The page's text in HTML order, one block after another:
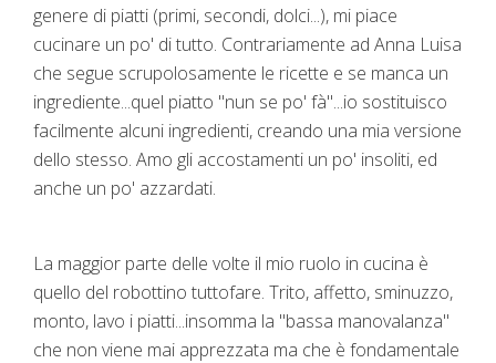
genere di piatti (primi, secondi, dolci...), mi piace
cucinare un po' di tutto. Contrariamente ad Anna Luisa
che segue scrupolosamente le ricette e se manca un
ingrediente...quel piatto "nun se po' fà"...io sostituisco
facilmente alcuni ingredienti, creando una mia versione
dello stesso. Amo gli accostamenti un po' insoliti, ed
anche un po' azzardati.
La maggior parte delle volte il mio ruolo in cucina è
quello del robottino tuttofare. Trito, affetto, sminuzzo,
monto, lavo i piatti...insomma la "bassa manovalanza"
che non viene mai apprezzata ma che è fondamentale